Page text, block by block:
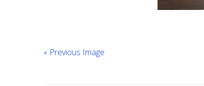
« Previous Image